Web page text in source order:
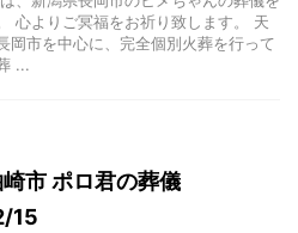
心よりご冥福をお祈り致します。 天
岡市を中心に、完全個別火葬を行って
...
崎市 ポロ君の葬儀
15